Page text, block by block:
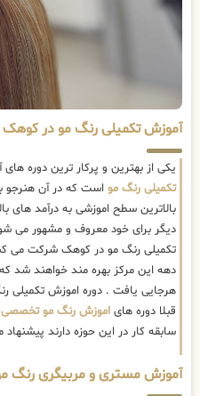
آموزش تکمیلی رنگ مو در کوهک
یکی از بهترین و پرکار ترین دوره
تکمیلی رنگ مو است که در آن هنرجو
بالاترین سطح اموزشی به درآمد های
دیگر برای خود معروف و مشهور می
تکمیلی رنگ مو در کوهک شرکت می
دهه این مرکز بهره مند خواهند شد که
هرجایی یافت . دوره اموزش تکمیلی
قبلا دوره های اموزش رنگ مو تخصصی
سابقه کار در این حوزه دارند
آموزش مستری و مربیگری رنگ